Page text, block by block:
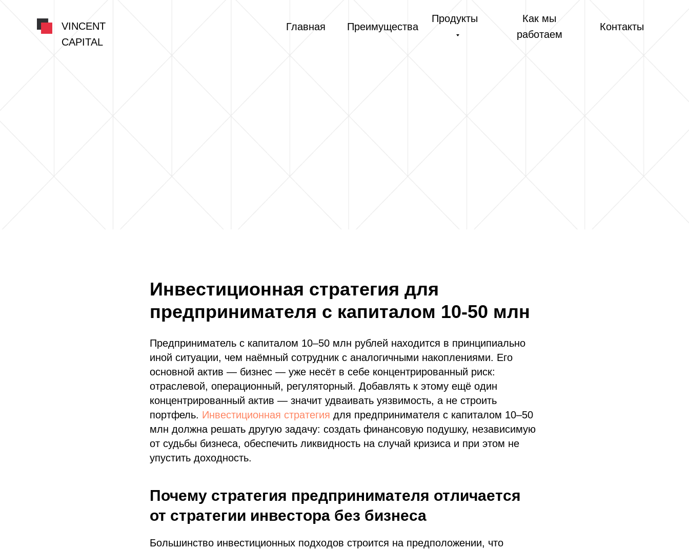
Контакты
Как мы
работаем
Продукты
Преимущества
Главная
VINCENT
CAPITAL
Инвестиционная стратегия для
предпринимателя с капиталом 10-50 млн
Предприниматель с капиталом 10–50 млн рублей находится в принципиально
иной ситуации, чем наёмный сотрудник с аналогичными накоплениями. Его
основной актив — бизнес — уже несёт в себе концентрированный риск:
отраслевой, операционный, регуляторный. Добавлять к этому ещё один
концентрированный актив — значит удваивать уязвимость, а не строить
портфель. Инвестиционная стратегия для предпринимателя с капиталом 10–50
млн должна решать другую задачу: создать финансовую подушку, независимую
от судьбы бизнеса, обеспечить ликвидность на случай кризиса и при этом не
упустить доходность.
Почему стратегия предпринимателя отличается
от стратегии инвестора без бизнеса
Большинство инвестиционных подходов строится на предположении, что